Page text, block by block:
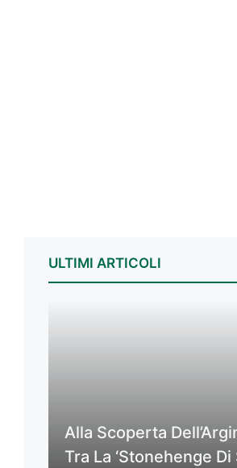
ULTIMI ARTICOLI
Alla Scoperta
Tra La ‘Stonehenge Di